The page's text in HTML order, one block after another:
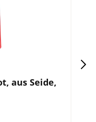
aus Seide,